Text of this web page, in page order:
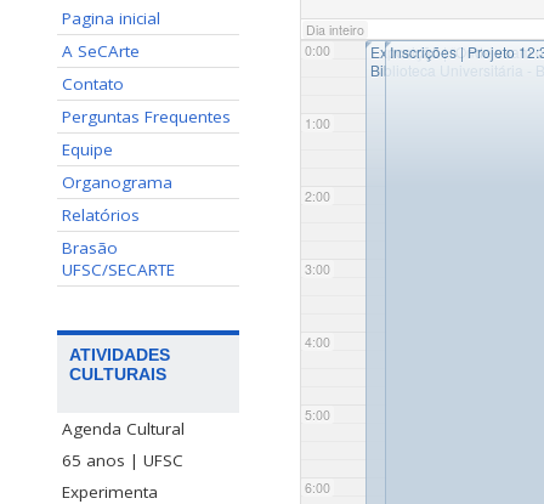
Pagina inicial
A SeCArte
Contato
Perguntas Frequentes
Equipe
Organograma
Relatórios
Brasão
UFSC/SECARTE
ATIVIDADES
CULTURAIS
Agenda Cultural
65 anos | UFSC
Experimenta
Dia inteiro
0:00
1:00
2:00
3:00
4:00
5:00
6:00
◤Exposição | “Onde voam
Biblioteca Universitária -
◤Inscrições | Projeto